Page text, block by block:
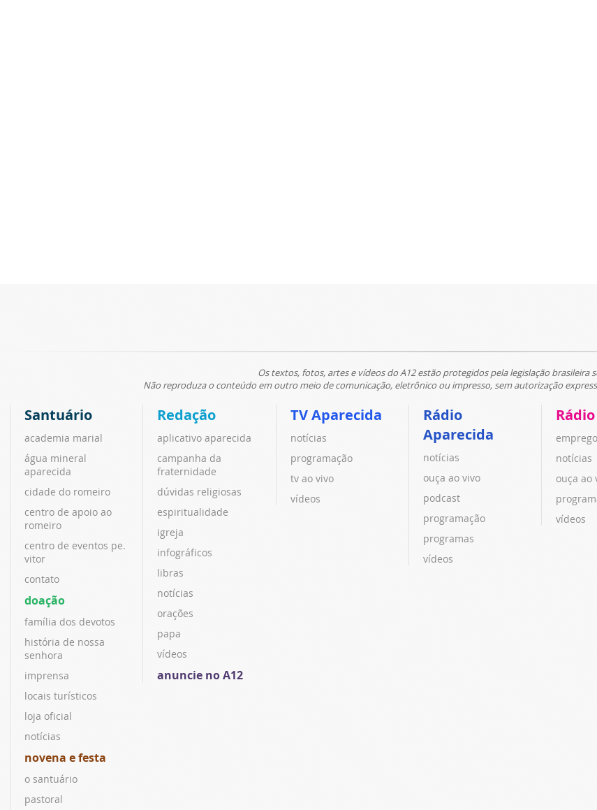
Os textos, fotos, artes e vídeos do A12 estão protegidos pela legislação brasileira
Não reproduza o conteúdo em outro meio de comunicação, eletrônico ou impresso, sem autorização
Santuário
academia marial
água mineral
aparecida
cidade do romeiro
centro de apoio ao
romeiro
centro de eventos pe.
vitor
contato
doação
família dos devotos
história de nossa
senhora
imprensa
locais turísticos
loja oficial
notícias
novena e festa
o santuário
pastoral
Redação
aplicativo aparecida
campanha da
fraternidade
dúvidas religiosas
espiritualidade
igreja
infográficos
libras
notícias
orações
papa
vídeos
anuncie no A12
TV Aparecida
notícias
programação
tv ao vivo
vídeos
Rádio
Aparecida
notícias
ouça ao vivo
podcast
programação
programas
vídeos
notícias
ouça ao
vídeos